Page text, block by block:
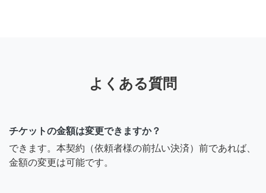
よくある質問
チケットの金額は変更できますか？
できます。本契約（依頼者様の前払い決済）前であれば、
金額の変更は可能です。